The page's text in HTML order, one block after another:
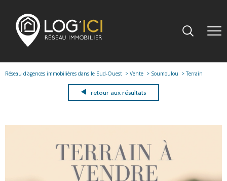
Réseau d'agences immobilières dans le Sud-Ouest Vente Soumoulou Terrain
retour aux résultats